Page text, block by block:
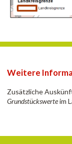
Weitere
Zusätzliche
Grundstückswerteim